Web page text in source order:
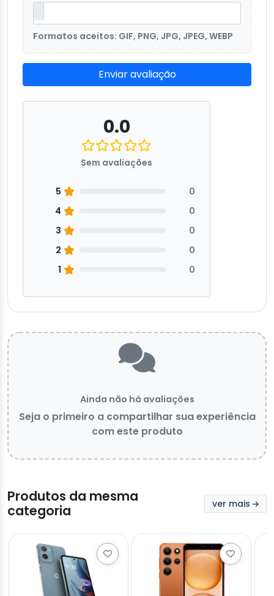
Formatos aceitos: GIF, PNG, JPG, JPEG, WEBP
Enviar avaliação
0.0
Sem avaliações
5
0
4
0
3
0
2
0
1
0
Ainda não há avaliações
Seja o primeiro a compartilhar sua experiência
com este produto
Produtos da mesma
categoria
ver mais